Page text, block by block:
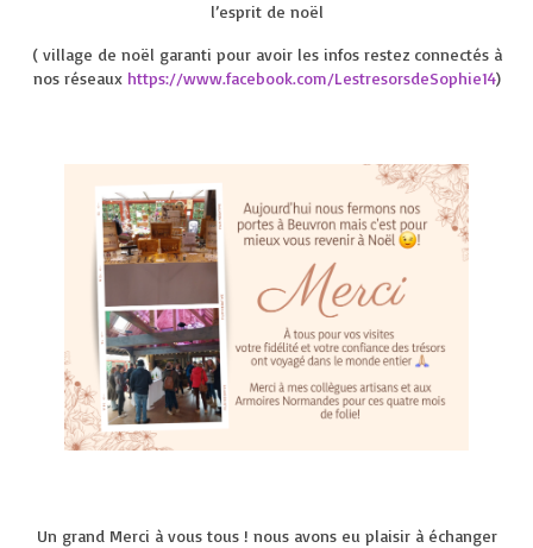
l’esprit de noël
( village de noël garanti pour avoir les infos restez connectés à
nos réseaux https://www.facebook.com/LestresorsdeSophie14)
Un grand Merci à vous tous ! nous avons eu plaisir à échanger